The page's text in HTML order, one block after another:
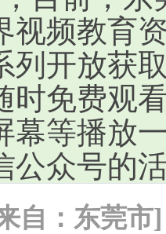
视频教育
列开放获
时免费观
幕等播放
公众号的
自：东莞市]